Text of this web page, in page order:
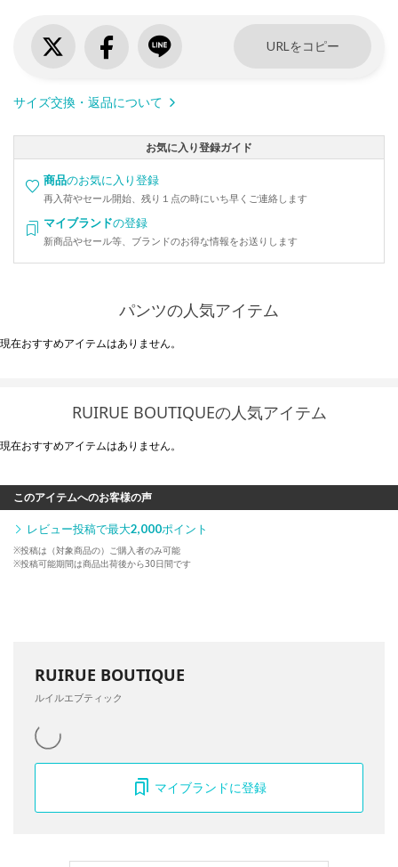
URLをコピー
サイズ交換・返品について
お気に入り登録ガイド
商品のお気に入り登録
再入荷やセール開始、残り１点の時にいち早くご連絡します
マイブランドの登録
新商品やセール等、ブランドのお得な情報をお送りします
パンツの人気アイテム
現在おすすめアイテムはありません。
RUIRUE BOUTIQUEの人気アイテム
現在おすすめアイテムはありません。
このアイテムへのお客様の声
レビュー投稿で最大2,000ポイント
※投稿は（対象商品の）ご購入者のみ可能
※投稿可能期間は商品出荷後から30日間です
RUIRUE BOUTIQUE
ルイルエブティック
マイブランドに登録